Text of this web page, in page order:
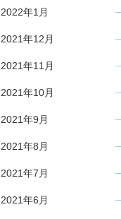
2022年1月
2021年12月
2021年11月
2021年10月
2021年9月
2021年8月
2021年7月
2021年6月